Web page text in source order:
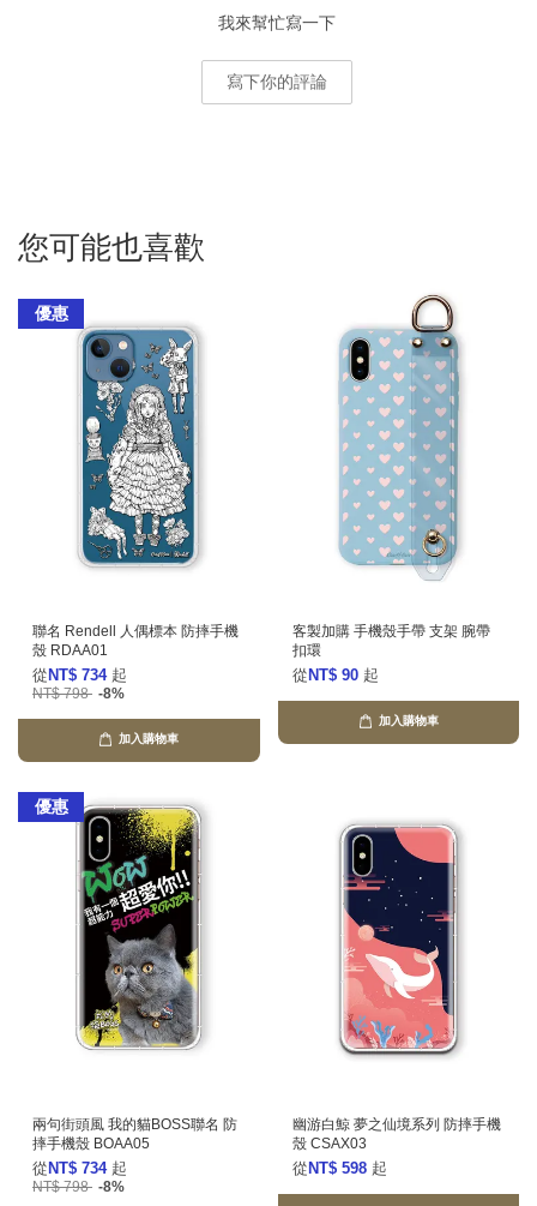
我來幫忙寫一下
寫下你的評論
您可能也喜歡
優惠
聯名 Rendell 人偶標本 防摔手機
殼 RDAA01
從 NT$ 734 起
NT$ 798 -8%
加入購物車
客製加購 手機殼手帶 支架 腕帶
扣環
從 NT$ 90 起
加入購物車
優惠
兩句街頭風 我的貓BOSS聯名 防
摔手機殼 BOAA05
從 NT$ 734 起
NT$ 798 -8%
幽游白鯨 夢之仙境系列 防摔手機
殼 CSAX03
從 NT$ 598 起